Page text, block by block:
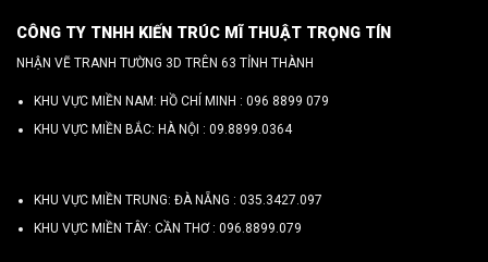
CÔNG TY TNHH KIẾN TRÚC MĨ THUẬT TRỌNG TÍN
NHẬN VẼ TRANH TƯỜNG 3D TRÊN 63 TỈNH THÀNH
KHU VỰC MIỀN NAM: HỒ CHÍ MINH : 096 8899 079
KHU VỰC MIỀN BẮC: HÀ NỘI : 09.8899.0364
KHU VỰC MIỀN TRUNG: ĐÀ NẴNG : 035.3427.097
KHU VỰC MIỀN TÂY: CẦN THƠ : 096.8899.079